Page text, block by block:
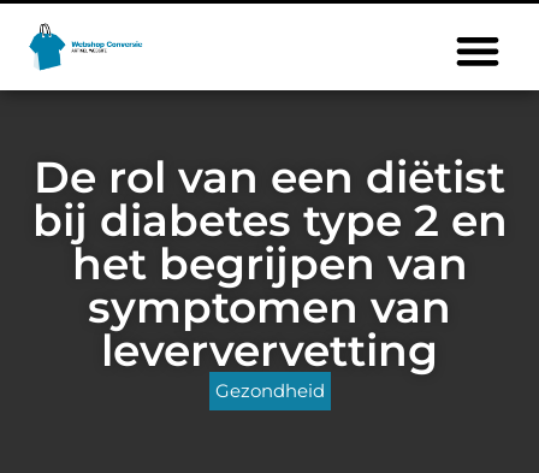
De rol van een diëtist
bij diabetes type 2 en
het begrijpen van
symptomen van
leververvetting
Gezondheid